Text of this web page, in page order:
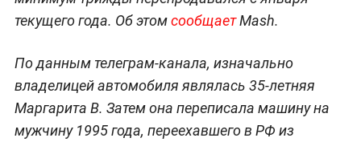
текущего года. Об этомсообщаетMash.
По данным телеграм-канала, изначально
владелицей автомобиля являлась 35-летняя
Маргарита В. Затем она переписала машину на
мужчину 1995 года, переехавшего в РФ из